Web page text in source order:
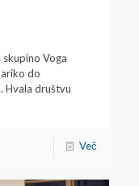
skupino Voga
do
Hvala društvu
Več